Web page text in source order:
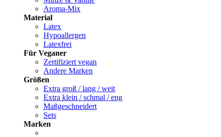
Aroma-Mix
Material
Latex
Hypoallergen
Latexfrei
Für Veganer
Zertifiziert vegan
Andere Marken
Größen
Extra groß / lang / weit
Extra klein / schmal / eng
Maßgeschneidert
Sets
Marken